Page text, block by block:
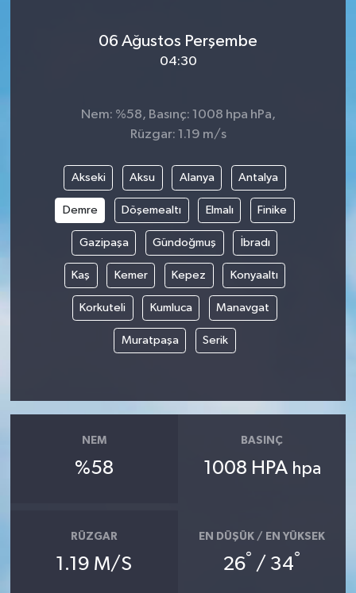
06 Ağustos Perşembe
04:30
Nem: %58, Basınç: 1008 hpa hPa,
Rüzgar: 1.19 m/s
Akseki Aksu Alanya Antalya
Demre Döşemealtı Elmalı Finike
Gazipaşa Gündoğmuş İbradı
Kaş Kemer Kepez Konyaaltı
Korkuteli Kumluca Manavgat
Muratpaşa Serik
NEM
%58
BASINÇ
1008 HPA hpa
RÜZGAR
1.19 M/S
EN DÜŞÜK / EN YÜKSEK
26° / 34°
BİLİM&TEKNOLOJİ
BÖLGE
TÜRKİYE
DÜNYA